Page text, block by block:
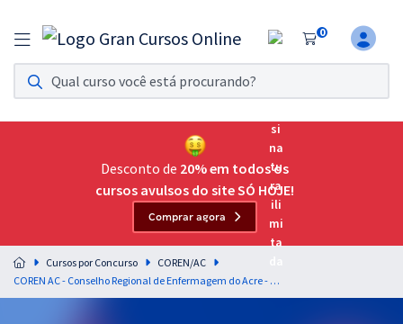
0
Assinatura Ilimitada 11
Acesso a todos os cursos. Teste grátis por 7 dias!
Assinatura OAB Até Passar
Acesso ilimitado a toda preparação para o Exame da
Residências Multiprofissionais
Preparação completa e intensiva para as principais
residências em saúde do Brasil
Desconto de 20% em todos os
cursos avulsos do site SÓ HOJE!
Comprar agora
Cursos por Concurso
COREN/AC
COREN AC - Conselho Regional de Enfermagem do Acre - Conhecimentos Específicos para Assessor de Comunicação